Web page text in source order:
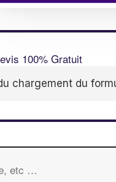
100% Gratuit
chargement du